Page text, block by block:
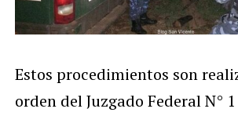
Estos procedimientos son
orden del Juzgado Federal N°